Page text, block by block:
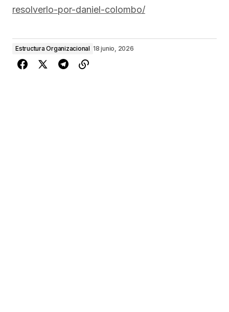
resolverlo-por-daniel-colombo/
Estructura Organizacional 18 junio, 2026